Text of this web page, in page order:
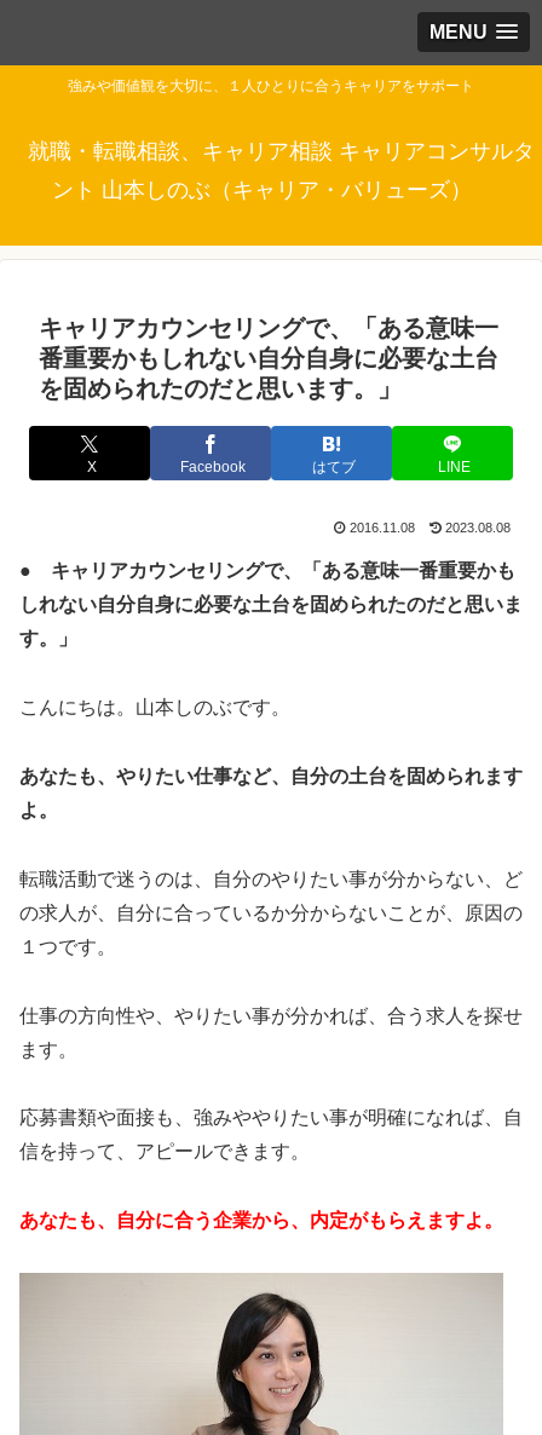
MENU
強みや価値観を大切に、１人ひとりに合うキャリアをサポート
就職・転職相談、キャリア相談 キャリアコンサルタ
ント 山本しのぶ（キャリア・バリューズ）
キャリアカウンセリングで、「ある意味一
番重要かもしれない自分自身に必要な土台
を固められたのだと思います。」
X Facebook はてブ LINE
2016.11.08 2023.08.08
● キャリアカウンセリングで、「ある意味一番重要かも
しれない自分自身に必要な土台を固められたのだと思いま
す。」
こんにちは。山本しのぶです。
あなたも、やりたい仕事など、自分の土台を固められます
よ。
転職活動で迷うのは、自分のやりたい事が分からない、ど
の求人が、自分に合っているか分からないことが、原因の
１つです。
仕事の方向性や、やりたい事が分かれば、合う求人を探せ
ます。
応募書類や面接も、強みややりたい事が明確になれば、自
信を持って、アピールできます。
あなたも、自分に合う企業から、内定がもらえますよ。